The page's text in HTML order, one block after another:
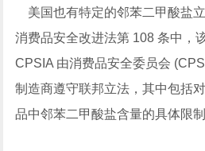
美国也有特定的邻苯二甲酸盐
消费品安全改进法第 108 条中，
CPSIA 由消费品安全委员会
制造商遵守联邦立法，其中包括
品中邻苯二甲酸盐含量的具体限制